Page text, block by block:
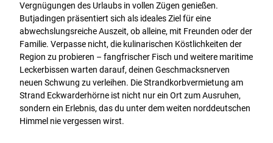
Vergnügungen des Urlaubs in vollen Zügen genießen.
Butjadingen präsentiert sich als ideales Ziel für eine
abwechslungsreiche Auszeit, ob alleine, mit Freunden oder der
Familie. Verpasse nicht, die kulinarischen Köstlichkeiten der
Region zu probieren – fangfrischer Fisch und weitere maritime
Leckerbissen warten darauf, deinen Geschmacksnerven
neuen Schwung zu verleihen. Die Strandkorbvermietung am
Strand Eckwarderhörne ist nicht nur ein Ort zum Ausruhen,
sondern ein Erlebnis, das du unter dem weiten norddeutschen
Himmel nie vergessen wirst.